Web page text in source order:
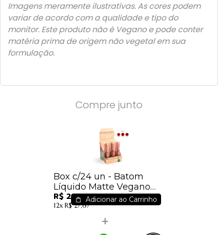
Imagens meramente ilustrativas. As cores podem
variar de acordo com a qualidade e tipo do
monitor. Este produto não é Vegano e pode conter
matéria prima de origem não vegetal em sua
formulação.
Compre junto
Box c/24 un - Batom
Líquido Matte Vegano
Mandacaru Box A -
Adversa - AD312 / 10,22 -
R$ 245,28
12x R$ 27,67
Adicionar ao Carrinho